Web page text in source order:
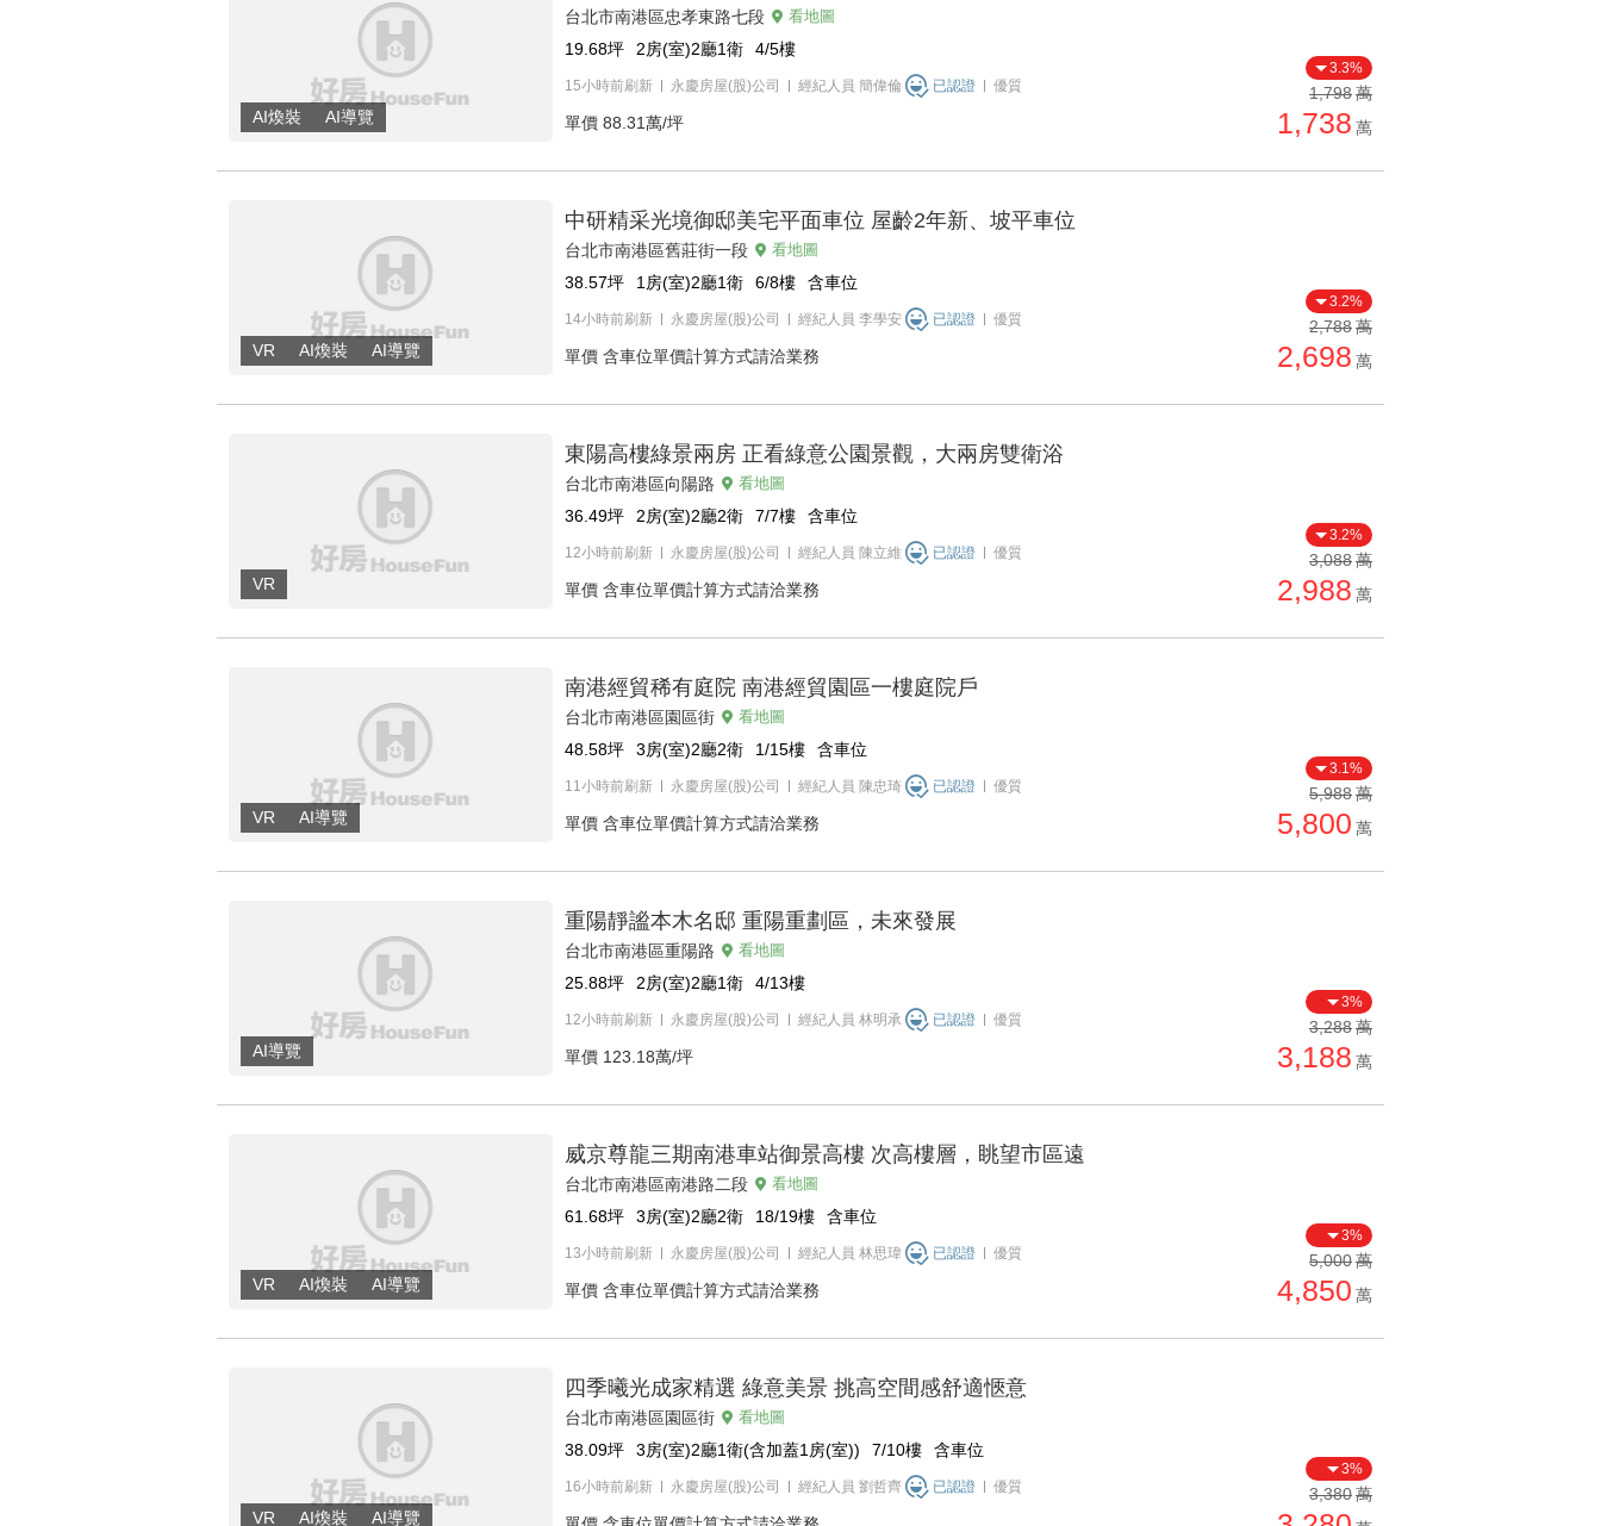
台北市南港區忠孝東路七段 看地圖
19.68坪 2房(室)2廳1衛 4/5樓
15小時前刷新 永慶房屋(股)公司 經紀人員 簡偉倫 已認證 優質
單價 88.31萬/坪
3.3%
1,798萬
1,738 萬
中研精采光境御邸美宅平面車位 屋齡2年新、坡平車位
台北市南港區舊莊街一段 看地圖
38.57坪 1房(室)2廳1衛 6/8樓 含車位
14小時前刷新 永慶房屋(股)公司 經紀人員 李學安 已認證 優質
單價 含車位單價計算方式請洽業務
3.2%
2,788萬
2,698 萬
東陽高樓綠景兩房 正看綠意公園景觀，大兩房雙衛浴
台北市南港區向陽路 看地圖
36.49坪 2房(室)2廳2衛 7/7樓 含車位
12小時前刷新 永慶房屋(股)公司 經紀人員 陳立維 已認證 優質
單價 含車位單價計算方式請洽業務
3.2%
3,088萬
2,988 萬
南港經貿稀有庭院 南港經貿園區一樓庭院戶
台北市南港區園區街 看地圖
48.58坪 3房(室)2廳2衛 1/15樓 含車位
11小時前刷新 永慶房屋(股)公司 經紀人員 陳忠琦 已認證 優質
單價 含車位單價計算方式請洽業務
3.1%
5,988萬
5,800 萬
重陽靜謐本木名邸 重陽重劃區，未來發展
台北市南港區重陽路 看地圖
25.88坪 2房(室)2廳1衛 4/13樓
12小時前刷新 永慶房屋(股)公司 經紀人員 林明承 已認證 優質
單價 123.18萬/坪
3%
3,288萬
3,188 萬
威京尊龍三期南港車站御景高樓 次高樓層，眺望市區遠
台北市南港區南港路二段 看地圖
61.68坪 3房(室)2廳2衛 18/19樓 含車位
13小時前刷新 永慶房屋(股)公司 經紀人員 林思瑋 已認證 優質
單價 含車位單價計算方式請洽業務
3%
5,000萬
4,850 萬
四季曦光成家精選 綠意美景 挑高空間感舒適愜意
台北市南港區園區街 看地圖
38.09坪 3房(室)2廳1衛(含加蓋1房(室)) 7/10樓 含車位
16小時前刷新 永慶房屋(股)公司 經紀人員 劉哲齊 已認證 優質
3%
3,380萬